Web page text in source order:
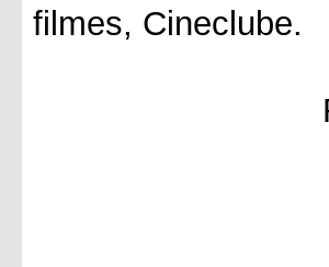
filmes, Cineclube.